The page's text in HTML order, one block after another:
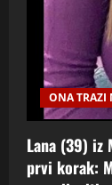
ONA TRAZI
Lana (39) iz
prvi korak: